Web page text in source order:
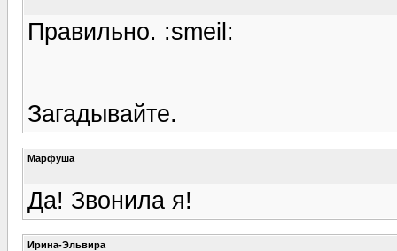
Правильно. :smeil:
Загадывайте.
Марфуша
Да! Звонила я!
Ирина-Эльвира